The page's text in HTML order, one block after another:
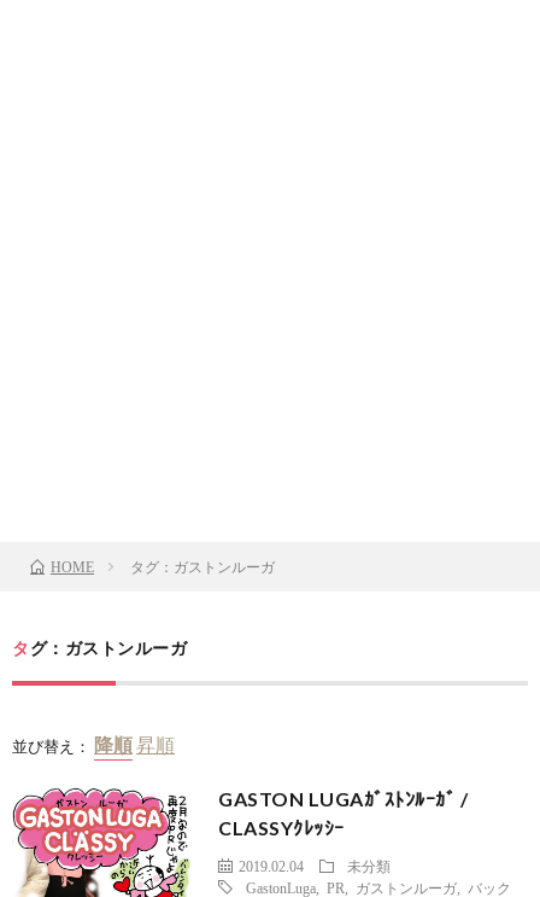
HOME タグ：ガストンルーガ
タグ：ガストンルーガ
並び替え：
GASTON LUGAｶﾞｽﾄﾝﾙｰｶﾞ /
CLASSYｸﾚｯｼｰ
2019.02.04
未分類
GastonLuga ,PR ガストンルーガ
バック